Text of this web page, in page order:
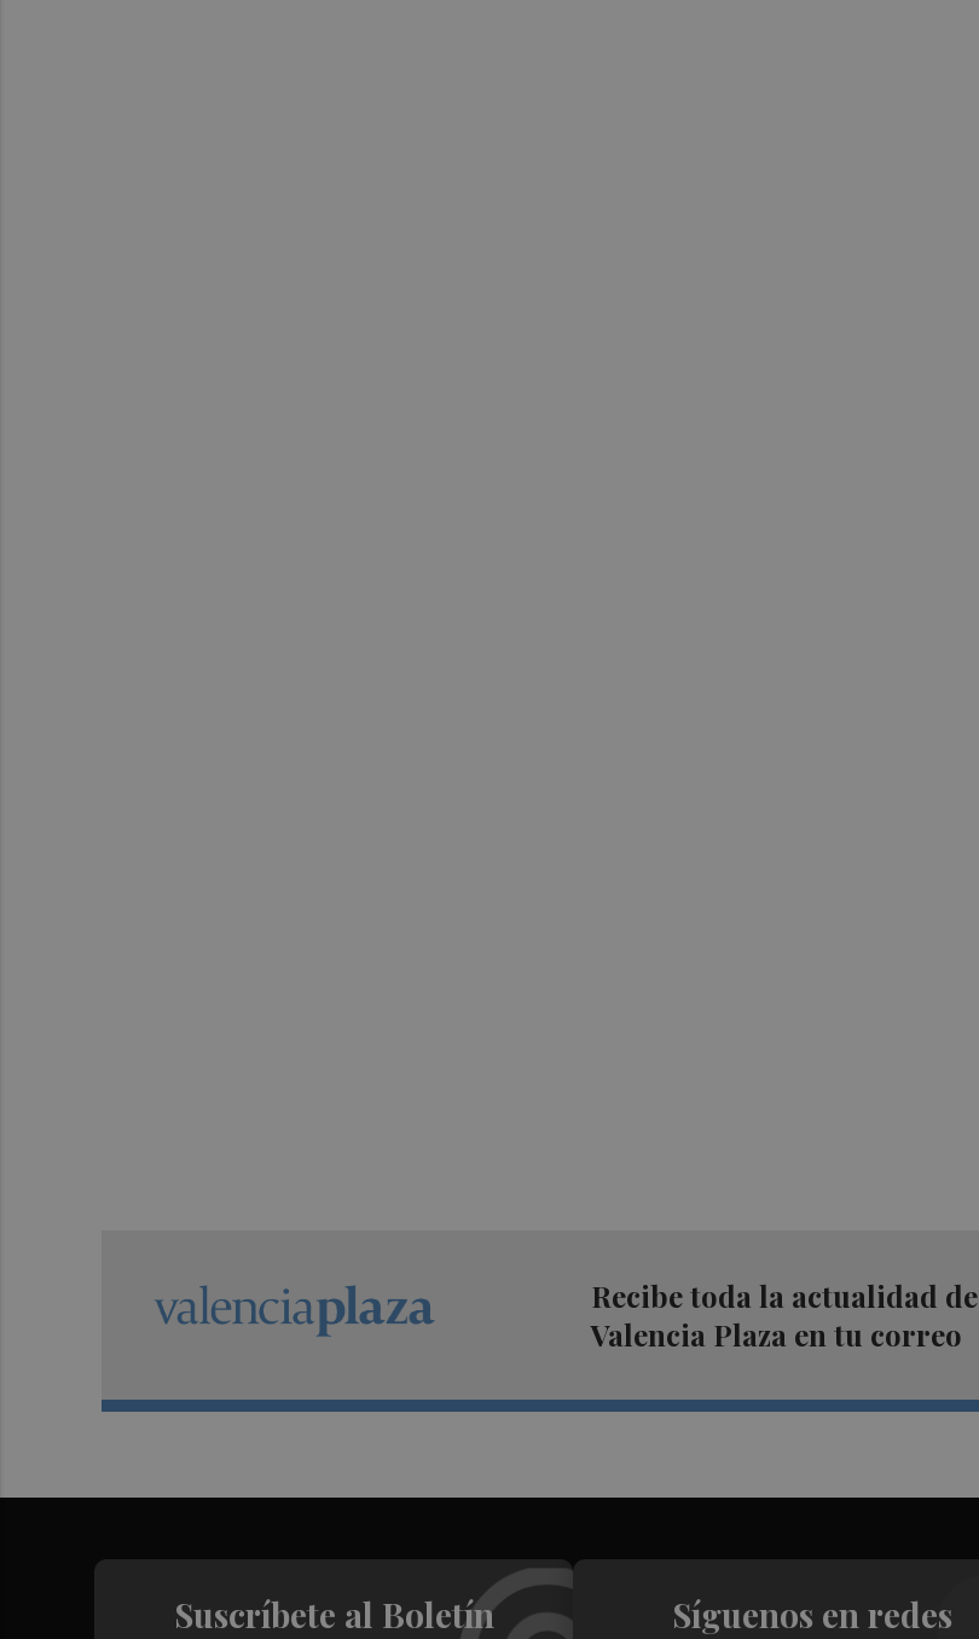
Recibe toda la actualidad de
Valencia Plaza en tu correo
Suscríbete al Boletín Síguenos en redes